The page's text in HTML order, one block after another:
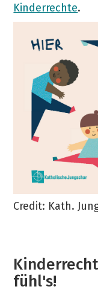
Kinderrechte.
Credit: Kath.
fühl's!